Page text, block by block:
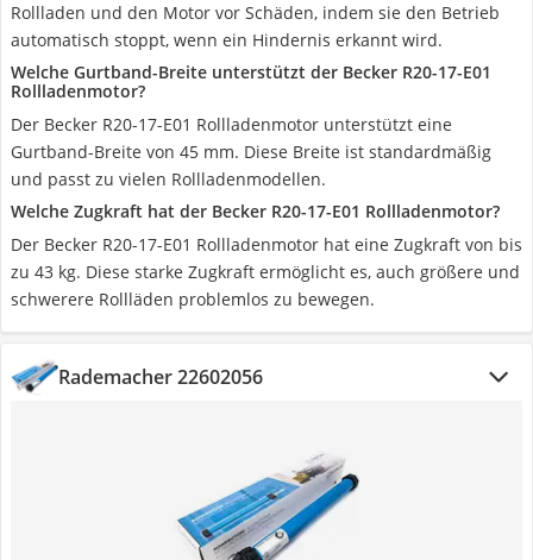
Rollladen und den Motor vor Schäden, indem sie den Betrieb
automatisch stoppt, wenn ein Hindernis erkannt wird.
Welche Gurtband-Breite unterstützt der Becker R20-17-E01
Rollladenmotor?
Der Becker R20-17-E01 Rollladenmotor unterstützt eine
Gurtband-Breite von 45 mm. Diese Breite ist standardmäßig
und passt zu vielen Rollladenmodellen.
Welche Zugkraft hat der Becker R20-17-E01 Rollladenmotor?
Der Becker R20-17-E01 Rollladenmotor hat eine Zugkraft von bis
zu 43 kg. Diese starke Zugkraft ermöglicht es, auch größere und
schwerere Rollläden problemlos zu bewegen.
Rademacher 22602056